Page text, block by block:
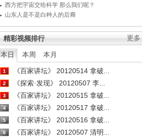
西方把宇宙交给科学 那么我们呢？
山东人是不是白种人的后裔
更多
精彩视频排行
本日 本周 本月
1 《百家讲坛》 20120514 拿破...
2 《探索·发现》 20120507 李...
3 《百家讲坛》 20120515 拿破...
4 《百家讲坛》 20120517 拿破...
5 《百家讲坛》 20120516 拿破...
6 《百家讲坛》 20120507 清明...